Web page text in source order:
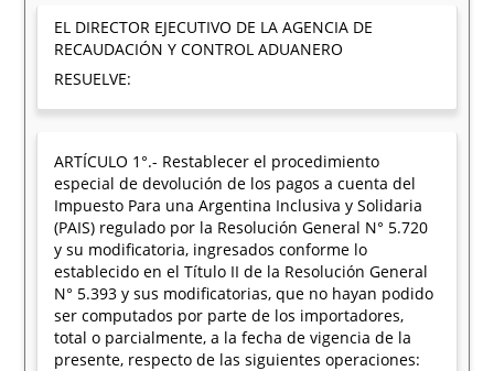
EL DIRECTOR EJECUTIVO DE LA AGENCIA DE
RECAUDACIÓN Y CONTROL ADUANERO
RESUELVE:
ARTÍCULO 1°.- Restablecer el procedimiento
especial de devolución de los pagos a cuenta del
Impuesto Para una Argentina Inclusiva y Solidaria
(PAIS) regulado por la Resolución General N° 5.720
y su modificatoria, ingresados conforme lo
establecido en el Título II de la Resolución General
N° 5.393 y sus modificatorias, que no hayan podido
ser computados por parte de los importadores,
total o parcialmente, a la fecha de vigencia de la
presente, respecto de las siguientes operaciones: